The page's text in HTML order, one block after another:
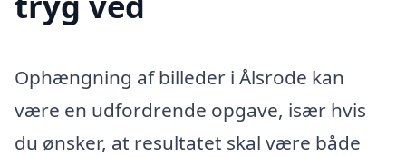
Ophængning af billeder i Ålsrode kan
være en udfordrende opgave, især hvis
du ønsker, at resultatet skal være både